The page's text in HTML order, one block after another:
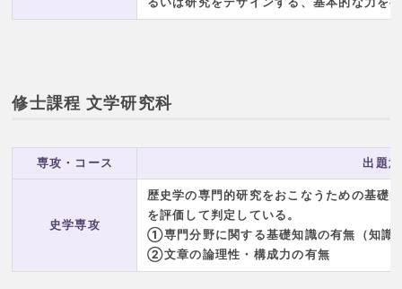
修士課程 文学研究科
専攻・コース 出題
史学専攻
歴史学の専門的研究をおこなうための基礎
を評価して判定している。
①専門分野に関する基礎知識の有無（知識
②文章の論理性・構成力の有無